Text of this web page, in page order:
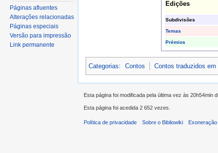
Edições
Subdivisões
Temas
Prémios
Categorias: Contos Contos traduzidos em
Páginas afluentes
Alterações relacionadas
Páginas especiais
Versão para impressão
Link permanente
Esta página foi modificada pela última vez às 20h54min
Esta página foi acedida 2 652 vezes.
Política de privacidade Sobre o Bibliowiki